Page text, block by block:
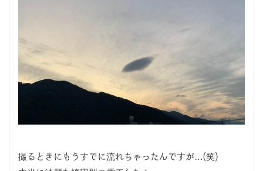
撮るときにもうすでに流れちゃったんですが…(笑)